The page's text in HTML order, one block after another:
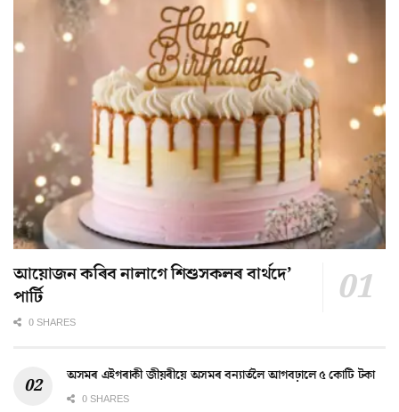
আয়োজন কৰিব নালাগে শিশুসকলৰ বাৰ্থদে’
পাৰ্টি
0 SHARES
অসমৰ এইগৰাকী জীয়ৰীয়ে অসমৰ বন্যাৰ্তলৈ আগবঢ়ালে ৫ কোটি টকা
0 SHARES